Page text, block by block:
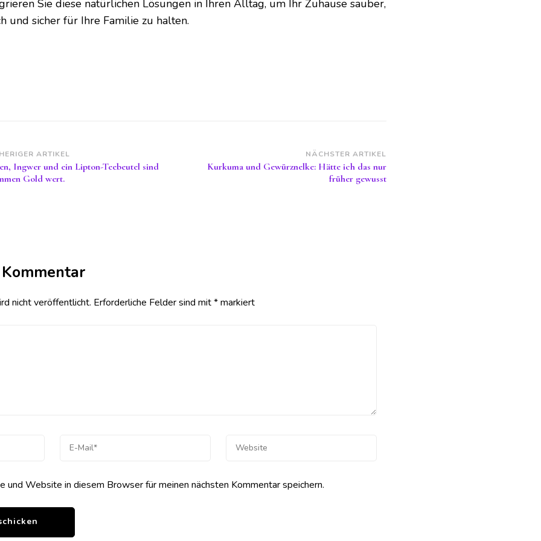
Sie diese natürlichen Lösungen in Ihren Alltag, um Ihr Zuhause sauber,
und sicher für Ihre Familie zu halten.
ARTIKEL
Ingwer und ein Lipton-Teebeutel sind
Gold wert.
NÄCHSTER ARTIKEL
Kurkuma und Gewürznelke: Hätte ich das nur
früher gewusst
nicht veröffentlicht. Erforderliche Felder sind mit*markiert
und Website in diesem Browser für meinen nächsten Kommentar speichern.